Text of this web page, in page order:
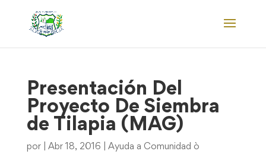
Presentación Del
Proyecto De Siembra
de Tilapia (MAG)
por Abr 18, 2016
Ayuda a Comunidad ò